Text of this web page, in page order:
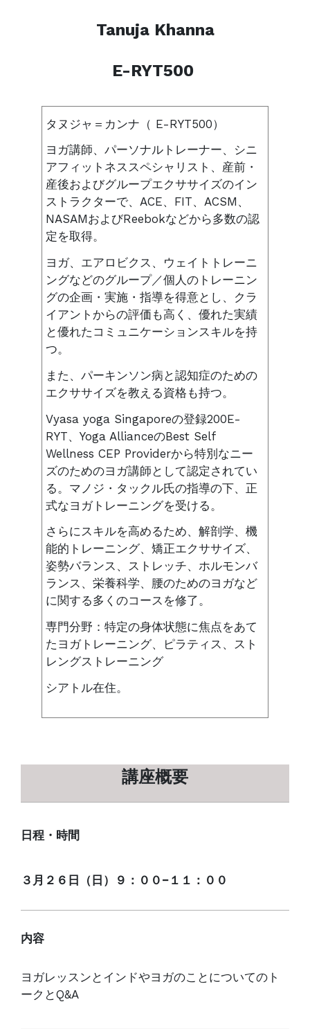
Tanuja Khanna
E-RYT500
タヌジャ＝カンナ（ E-RYT500）
ヨガ講師、パーソナルトレーナー、シニ
アフィットネススペシャリスト、産前・
産後およびグループエクササイズのイン
ストラクターで、ACE、FIT、ACSM、
NASAMおよびReebokなどから多数の認
定を取得。
ヨガ、エアロビクス、ウェイトトレーニ
ングなどのグループ／個人のトレーニン
グの企画・実施・指導を得意とし、クラ
イアントからの評価も高く、優れた実績
と優れたコミュニケーションスキルを持
つ。
また、パーキンソン病と認知症のための
エクササイズを教える資格も持つ。
Vyasa yoga Singaporeの登録200E-
RYT、Yoga AllianceのBest Self
Wellness CEP Providerから特別なニー
ズのためのヨガ講師として認定されてい
る。マノジ・タックル氏の指導の下、正
式なヨガトレーニングを受ける。
さらにスキルを高めるため、解剖学、機
能的トレーニング、矯正エクササイズ、
姿勢バランス、ストレッチ、ホルモンバ
ランス、栄養科学、腰のためのヨガなど
に関する多くのコースを修了。
専門分野：特定の身体状態に焦点をあて
たヨガトレーニング、ピラティス、スト
レングストレーニング
シアトル在住。
講座概要
日程・ 時間
３月２６日（日）９：００−１１：００
内容
ヨガレッスンとインドやヨガのことについてのト
ークとQ&A